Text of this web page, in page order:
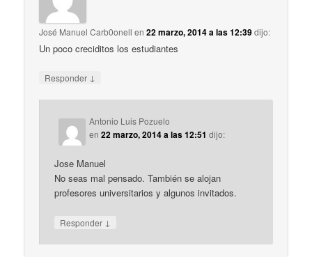
José Manuel Carb0onell en22 marzo, 2014 a las 12:39dijo:
Un poco creciditos los estudiantes
Responder ↓
Antonio Luis Pozuelo
en22 marzo, 2014 a las 12:51 dijo:
Jose Manuel
No seas mal pensado. También se alojan
profesores universitarios y algunos invitados.
Responder ↓